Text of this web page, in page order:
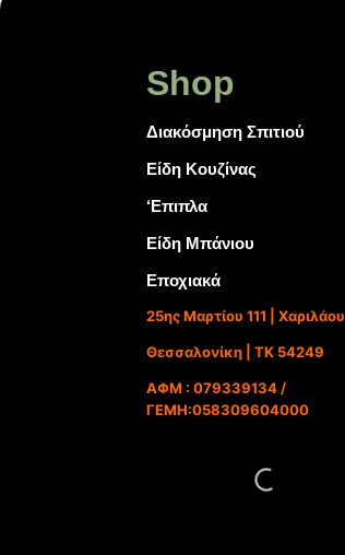
Shop
Διακόσμηση Σπιτιού
Είδη Κουζίνας
‘Επιπλα
Είδη Μπάνιου
Εποχιακά
25ης Μαρτίου 111 | Χαριλάου
Θεσσαλονίκη | ΤΚ 54249
ΑΦΜ : 079339134 /
ΓΕΜΗ:058309604000